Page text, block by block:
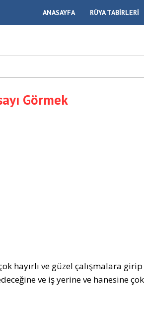
ANASAYFA RÜYA TABİRLERİ
Görmek
hayırlı ve güzel çalışmalara
ve iş yerine ve hanesine